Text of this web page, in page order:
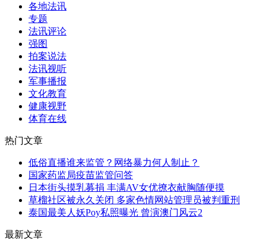
各地法讯
专题
法讯评论
强图
拍案说法
法讯视听
军事播报
文化教育
健康视野
体育在线
热门文章
低俗直播谁来监管？网络暴力何人制止？
国家药监局疫苗监管问答
日本街头摸乳募捐 丰满AV女优撩衣献胸随便摸
草榴社区被永久关闭 多家色情网站管理员被判重刑
泰国最美人妖Poy私照曝光 曾演澳门风云2
最新文章